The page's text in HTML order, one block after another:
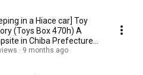
in a Hiace car] Toy
(Toys Box 470h) A
in Chiba Prefecture
childr...9 months ago